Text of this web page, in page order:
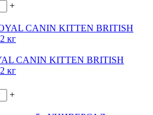
+
CANIN KITTEN BRITISH
кг
+